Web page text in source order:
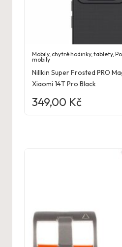
Mobily, chytré hodinky, tablety,
mobily
Nillkin Super Frosted PRO
Xiaomi 14T Pro Black
349,00 Kč